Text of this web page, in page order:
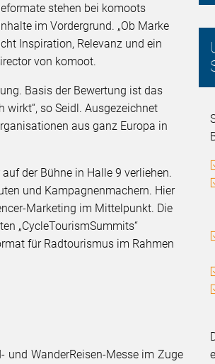
stehen bei komoots
im Vordergrund. „Ob Marke
Inspiration, Relevanz und ein
von komoot.
Basis der Bewertung ist das
wirkt“, so Seidl. Ausgezeichnet
aus ganz Europa in
der Bühne in Halle 9 verliehen.
und Kampagnenmachern. Hier
Marketing im Mittelpunkt. Die
„CycleTourismSummits“
für Radtourismus im Rahmen
und WanderReisen-Messe im Zuge